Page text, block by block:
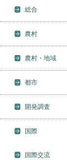
総合
農村
農村・地域
都市
開発調査
国際
国際交流